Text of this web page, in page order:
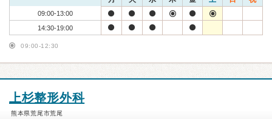
09:00-13:00
14:30-19:00
09:00-12:30
上杉整形外科
熊本県荒尾市荒尾